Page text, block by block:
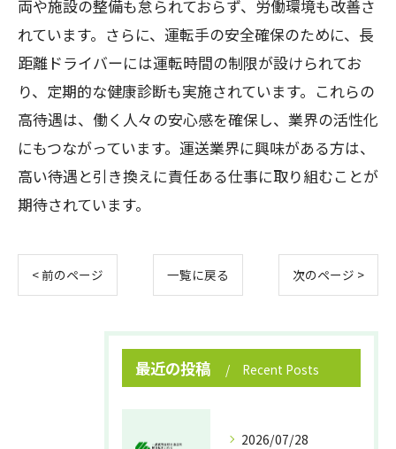
両や施設の整備も怠られておらず、労働環境も改善さ
れています。さらに、運転手の安全確保のために、長
距離ドライバーには運転時間の制限が設けられてお
り、定期的な健康診断も実施されています。これらの
高待遇は、働く人々の安心感を確保し、業界の活性化
にもつながっています。運送業界に興味がある方は、
高い待遇と引き換えに責任ある仕事に取り組むことが
期待されています。
< 前のページ 一覧に戻る 次のページ >
最近の投稿 Recent Posts
2026/07/28